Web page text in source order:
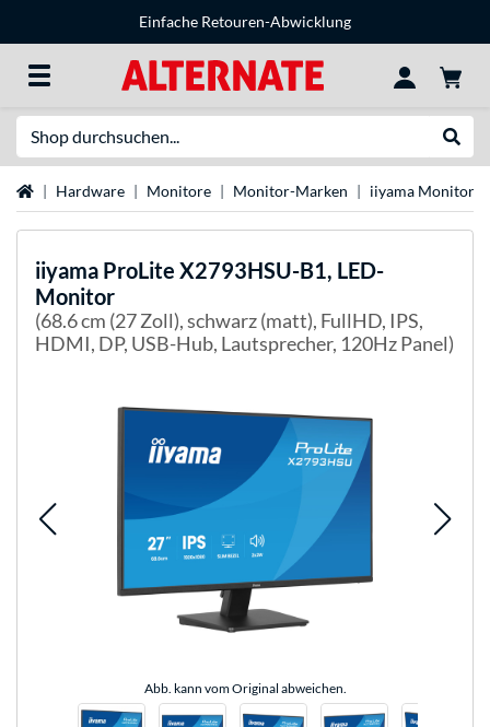
Einfache Retouren-Abwicklung
StartseiteHardware Monitore Monitor-Marken iiyama Monitore
iiyama ProLite X2793HSU-B1, LED-
Monitor
(68.6 cm (27 Zoll), schwarz (matt), FullHD, IPS,
HDMI, DP, USB-Hub, Lautsprecher, 120Hz Panel)
Abb. kann vom Original abweichen.